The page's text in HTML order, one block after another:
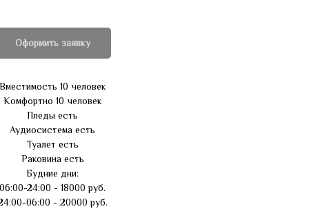
Оформить заявку
10 человек
Комфортно 10 человек
Пледы есть
Аудиосистема есть
Туалет есть
Раковина есть
Будние дни:
06:00-24:00 - 18000 руб.
06:00 - 20000 руб.